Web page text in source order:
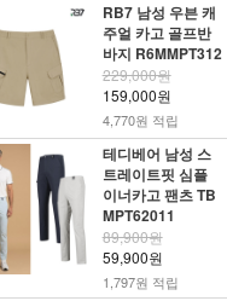
RB7 남성 우븐 캐
주얼 카고 골프반
바지 R6MMPT312
229,000원
159,000원
4,770원 적립
테디베어 남성 스
트레이트핏 심플
이너카고 팬츠 TB
MPT62011
89,900원
59,900원
1,797원 적립